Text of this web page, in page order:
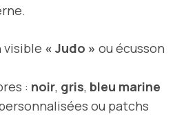
visible « Judo » ou écusson
: noir, gris, bleu marine
ou patchs